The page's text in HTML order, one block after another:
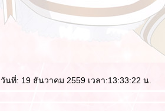
วันที่: 19 ธันวาคม 2559 เวลา:13:33:22 น.